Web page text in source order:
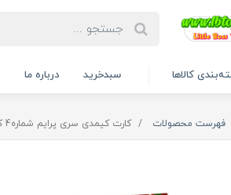
کالاها سبدخرید درباره ما
فهرست محصولات کارت کیمدی سری پرایم شماره4 کریستین رونالدو 2025